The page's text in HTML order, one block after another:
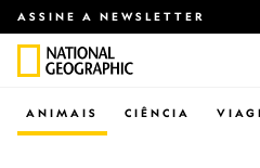
ASSINE A NEWSLETTER
CIÊNCIA
ANIMAIS